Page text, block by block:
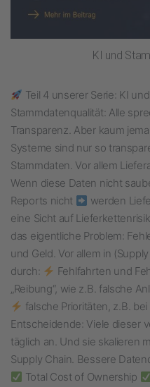
KI und
Teil 4 unserer Serie: KI
Stammdatenqualität: Alle
Transparenz. Aber kaum
Systeme sind nur so
Stammdaten. Vor allem
Wenn diese Daten nicht
Reports nicht
werden
eine Sicht auf
das eigentliche Problem:
und Geld. Vor allem in
durch:
Fehlfahrten und
„Reibung“, wie z.B. falsche
falsche Prioritäten, z.B.
Entscheidende: Viele dieser
täglich an. Und sie skalieren
Supply Chain. Bessere
Total Cost of Ownership